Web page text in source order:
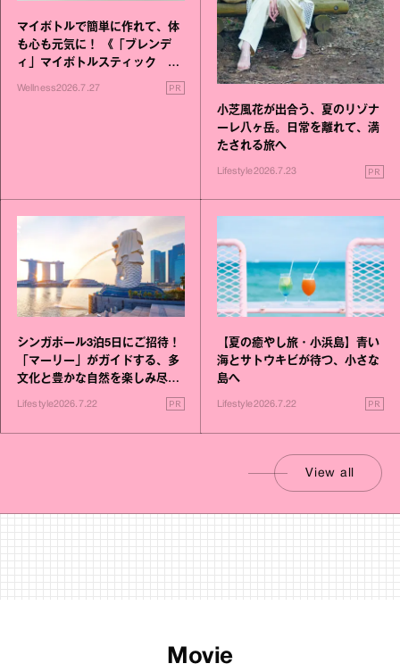
マイボトルで簡単に作れて、体
も心も元気に！ 《「ブレンデ
ィ」マイボトルスティック い
いこと毎日》シリーズが誕生
Wellness2026.7.27 PR
小芝風花が出合う、夏のリゾナ
ーレ八ヶ岳。日常を離れて、満
たされる旅へ
Lifestyle2026.7.23 PR
シンガポール3泊5日にご招待！
「マーリー」がガイドする、多
文化と豊かな自然を楽しみ尽く
Lifestyle2026.7.22 PR
【夏の癒やし旅・小浜島】青い
海とサトウキビが待つ、小さな
島へ
Lifestyle2026.7.22 PR
View all
Movie